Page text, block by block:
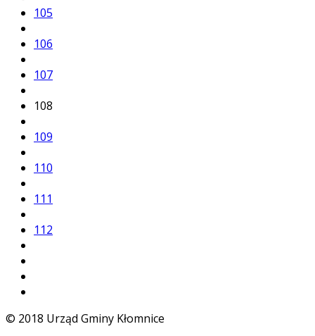
105
106
107
108
109
110
111
112
© 2018 Urząd Gminy Kłomnice